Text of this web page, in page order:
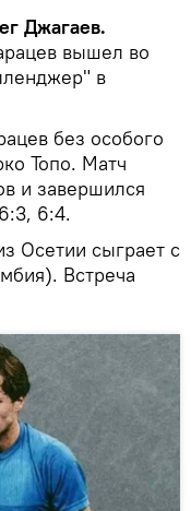
Джагаев.
вышел во
в
без особого
Топо. Матч
и завершился
6:4.
Осетии сыграет с
Встреча